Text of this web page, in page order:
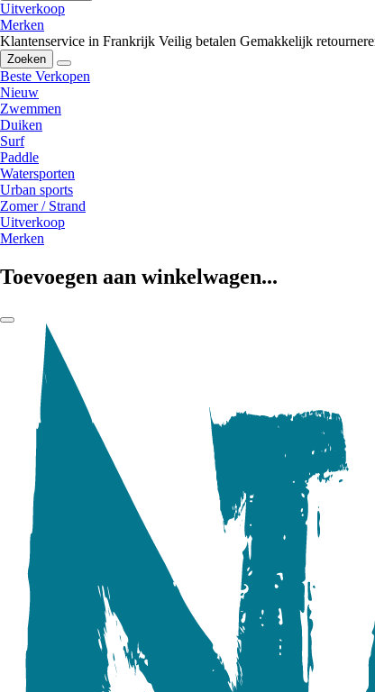
Uitverkoop
Merken
Klantenservice in Frankrijk Veilig betalen Gemakkelijk
Zoeken
Beste Verkopen
Nieuw
Zwemmen
Duiken
Surf
Paddle
Watersporten
Urban sports
Zomer / Strand
Uitverkoop
Merken
Toevoegen aan winkelwagen...